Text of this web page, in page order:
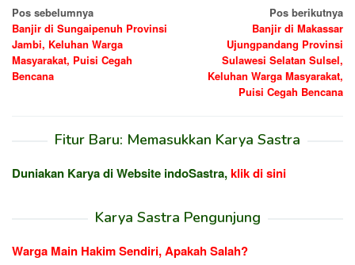
Navigasi
pos
Pos sebelumnya
Banjir di Sungaipenuh Provinsi
Jambi, Keluhan Warga
Masyarakat, Puisi Cegah
Bencana
Pos berikutnya
Banjir di Makassar
Ujungpandang Provinsi
Sulawesi Selatan Sulsel,
Keluhan Warga Masyarakat,
Puisi Cegah Bencana
Fitur Baru: Memasukkan Karya Sastra
Duniakan Karya di Website indoSastra,klik di sini
Karya Sastra Pengunjung
Warga Main Hakim Sendiri, Apakah Salah?